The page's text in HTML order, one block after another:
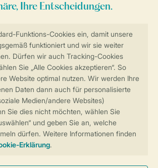
Deiner Privatsphäre
zur Online-Buchung